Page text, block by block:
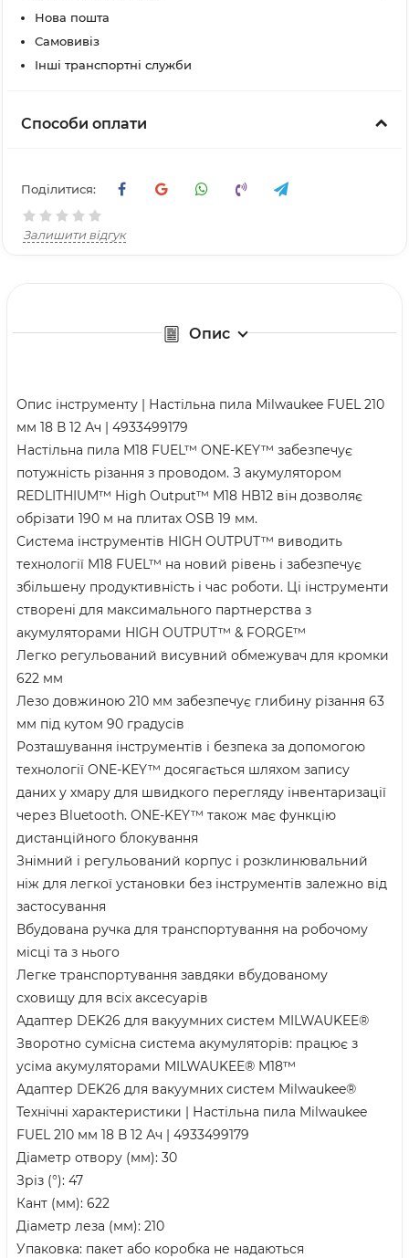
Нова пошта
Самовивіз
Інші транспортні служби
Способи оплати
Поділитися:
Залишити відгук
Опис
Опис інструменту | Настільна пила Milwaukee FUEL 210
мм 18 В 12 Ач | 4933499179
Настільна пила M18 FUEL™ ONE-KEY™ забезпечує
потужність різання з проводом. З акумулятором
REDLITHIUM™ High Output™ M18 HB12 він дозволяє
обрізати 190 м на плитах OSB 19 мм.
Система інструментів HIGH OUTPUT™ виводить
технології M18 FUEL™ на новий рівень і забезпечує
збільшену продуктивність і час роботи. Ці інструменти
створені для максимального партнерства з
акумуляторами HIGH OUTPUT™ & FORGE™
Легко регульований висувний обмежувач для кромки
622 мм
Лезо довжиною 210 мм забезпечує глибину різання 63
мм під кутом 90 градусів
Розташування інструментів і безпека за допомогою
технології ONE-KEY™ досягається шляхом запису
даних у хмару для швидкого перегляду інвентаризації
через Bluetooth. ONE-KEY™ також має функцію
дистанційного блокування
Знімний і регульований корпус і розклинювальний
ніж для легкої установки без інструментів залежно від
застосування
Вбудована ручка для транспортування на робочому
місці та з нього
Легке транспортування завдяки вбудованому
сховищу для всіх аксесуарів
Адаптер DEK26 для вакуумних систем MILWAUKEE®
Зворотно сумісна система акумуляторів: працює з
усіма акумуляторами MILWAUKEE® M18™
Адаптер DEK26 для вакуумних систем Milwaukee®
Технічні характеристики | Настільна пила Milwaukee
FUEL 210 мм 18 В 12 Ач | 4933499179
Діаметр отвору (мм): 30
Зріз (°): 47
Кант (мм): 622
Діаметр леза (мм): 210
Упаковка: пакет або коробка не надаються